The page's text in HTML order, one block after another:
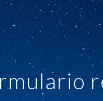
Skip to navigation